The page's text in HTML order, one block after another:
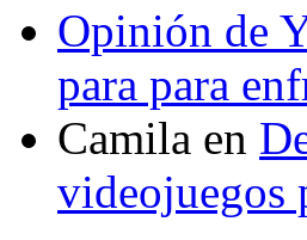
Opinión de
para para
Camila en
videojuegos